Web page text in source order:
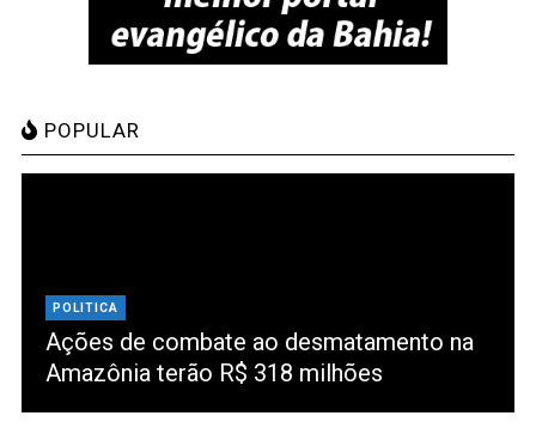
POPULAR
POLITICA
Ações de combate ao desmatamento na
Amazônia terão R$ 318 milhões